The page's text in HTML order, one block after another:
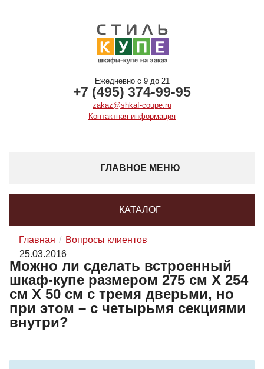
Ежедневно с 9 до 21
+7 (495) 374-99-95
zakaz@shkaf-coupe.ru
Контактная информация
ГЛАВНОЕ МЕНЮ
КАТАЛОГ
Главная
Вопросы клиентов
25.03.2016
Можно ли сделать встроенный
шкаф-купе размером 275 см Х 254
см Х 50 см с тремя дверьми, но
при этом – с четырьмя секциями
внутри?